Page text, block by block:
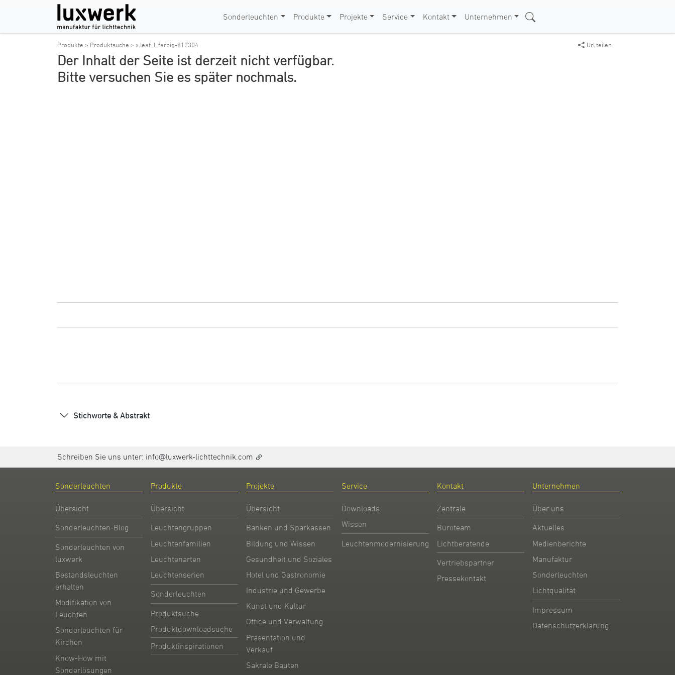
Sonderleuchten Produkte Projekte Service Kontakt Unternehmen
Produkte > Produktsuche > x.leaf_l_farbig-812304 Url teilen
Der Inhalt der Seite ist derzeit nicht verfügbar.
Bitte versuchen Sie es später nochmals.
Stichworte & Abstrakt
Schreiben Sie uns unter: info@luxwerk-lichttechnik.com
Sonderleuchten
Übersicht
Sonderleuchten-Blog
Sonderleuchten von
luxwerk
Bestandsleuchten
erhalten
Modifikation von
Leuchten
Sonderleuchten für
Kirchen
Know-How mit
Sonderlösungen
Produkte
Übersicht
Leuchtengruppen
Leuchtenfamilien
Leuchtenarten
Leuchtenserien
Sonderleuchten
Produktsuche
Produktdownloadsuche
Produktinspirationen
Projekte
Übersicht
Banken und Sparkassen
Bildung und Wissen
Gesundheit und Soziales
Hotel und Gastronomie
Industrie und Gewerbe
Kunst und Kultur
Office und Verwaltung
Präsentation und
Verkauf
Sakrale Bauten
Service
Downloads
Wissen
Leuchtenmodernisierung
Kontakt
Zentrale
Büroteam
Lichtberatende
Vertriebspartner
Pressekontakt
Unternehmen
Über uns
Aktuelles
Medienberichte
Manufaktur
Sonderleuchten
Lichtqualität
Impressum
Datenschutzerklärung